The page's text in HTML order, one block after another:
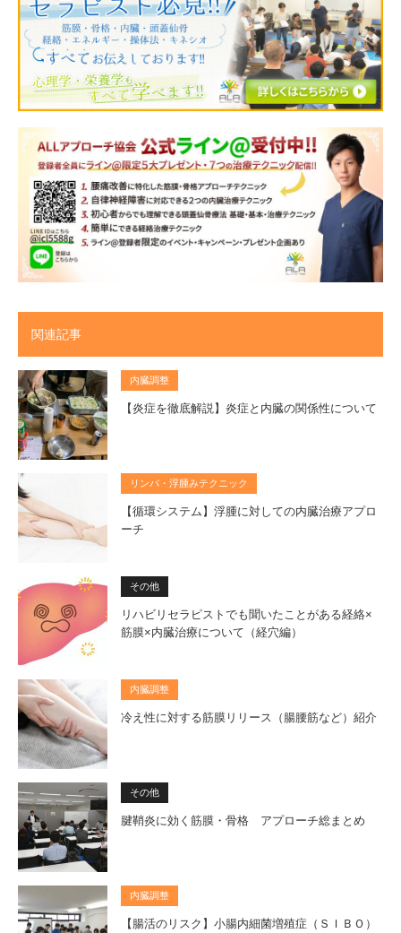
関連記事
内臓調整
【炎症を徹底解説】炎症と内臓の関係性について
リンパ・浮腫みテクニック
【循環システム】浮腫に対しての内臓治療アプロ
ーチ
その他
リハビリセラピストでも聞いたことがある経絡×
筋膜×内臓治療について（経穴編）
内臓調整
冷え性に対する筋膜リリース（腸腰筋など）紹介
その他
腱鞘炎に効く筋膜・骨格 アプローチ総まとめ
内臓調整
【腸活のリスク】小腸内細菌増殖症（ＳＩＢＯ）